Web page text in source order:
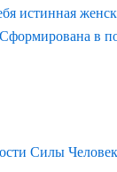
истинная
в
Силы